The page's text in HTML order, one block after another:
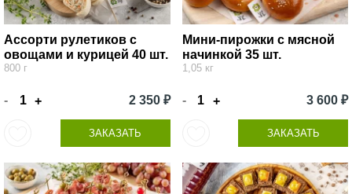
Ассорти рулетиков с
овощами и курицей 40 шт.
800 г
- + 2 350 ₽
ЗАКАЗАТЬ
Мини-пирожки с мясной
начинкой 35 шт.
1,05 кг
- + 3 600 ₽
ЗАКАЗАТЬ